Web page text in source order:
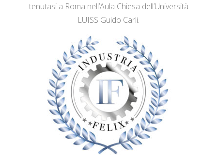
tenutasi a Roma nell’Aula Chiesa dell’Università
LUISS Guido Carli.